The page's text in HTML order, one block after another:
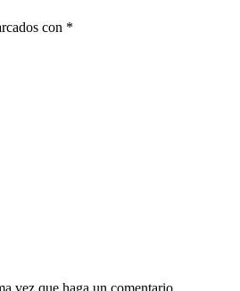
con *
vez que haga un comentario.